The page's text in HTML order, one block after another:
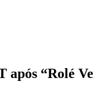
após “Rolé